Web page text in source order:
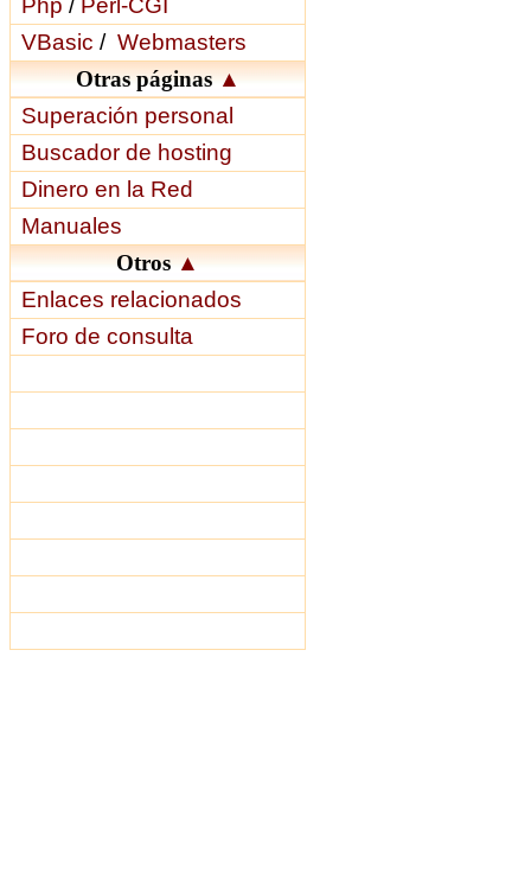
Php / Perl-CGI
VBasic / Webmasters
Otras páginas▲
Superación personal
Buscador de hosting
Dinero en la Red
Manuales
Otros▲
Enlaces relacionados
Foro de consulta